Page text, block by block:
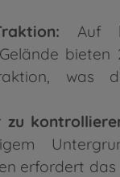
Auf
bieten
was
zu
erfordert das